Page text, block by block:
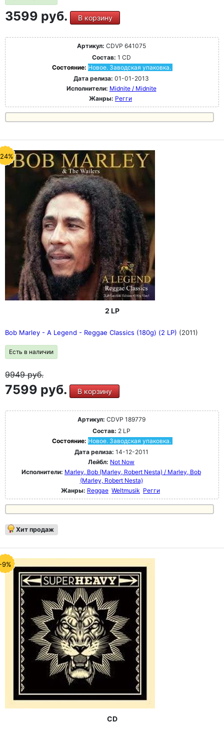
3599 руб. В корзину
Артикул: CDVP 641075
Состав: 1 CD
Состояние: Новое. Заводская упаковка.
Дата релиза: 01-01-2013
Исполнители: Midnite / Midnite
Жанры: Регги
2 LP
Bob Marley - A Legend - Reggae Classics (180g) (2 LP) (2011)
Есть в наличии
9949руб.
7599 руб. В корзину
Артикул: CDVP 189779
Состав: 2 LP
Состояние: Новое. Заводская упаковка.
Дата релиза: 14-12-2011
Лейбл: Not Now
Исполнители: Marley, Bob (Marley, Robert Nesta) / Marley, Bob
(Marley, Robert Nesta)
Жанры: Reggae Weltmusik Регги
Хит продаж
9%
CD